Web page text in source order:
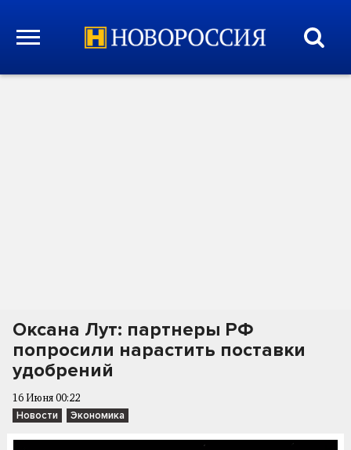
Оксана Лут: партнеры РФ
попросили нарастить поставки
удобрений
16 Июня 00:22
Новости Экономика